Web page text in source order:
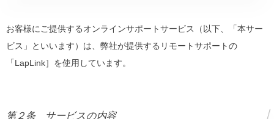
お客様にご提供するオンラインサポートサービス（以下、「本サー
ビス」といいます）は、弊社が提供するリモートサポートの
「LapLink］を使用しています。
第２条 サービスの内容